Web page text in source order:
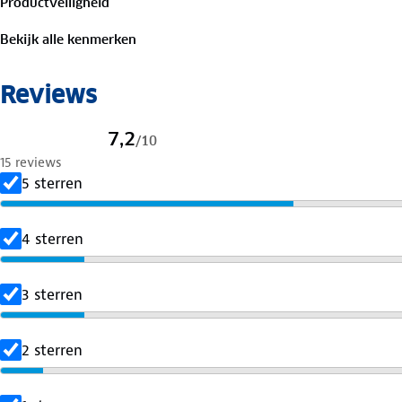
Inhoud: Balaclava Dames
Maat : One size
Bekijk alle kenmerken
Reviews
7,2/10
15 reviews
5 sterren
4 sterren
3 sterren
2 sterren